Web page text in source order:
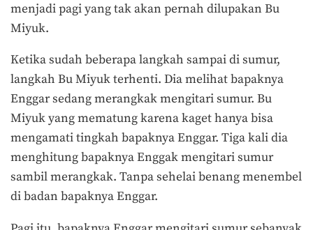
menjadi pagi yang tak akan pernah dilupakan Bu
Miyuk.
Ketika sudah beberapa langkah sampai di sumur,
langkah Bu Miyuk terhenti. Dia melihat bapaknya
Enggar sedang merangkak mengitari sumur. Bu
Miyuk yang mematung karena kaget hanya bisa
mengamati tingkah bapaknya Enggar. Tiga kali dia
menghitung bapaknya Enggak mengitari sumur
sambil merangkak. Tanpa sehelai benang menembel
di badan bapaknya Enggar.